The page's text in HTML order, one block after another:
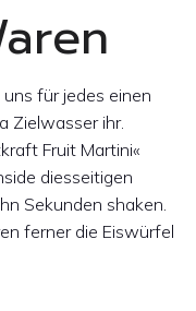
für jedes einen
Zielwasser ihr.
Fruit Martini«
diesseitigen
Sekunden shaken.
ferner die Eiswürfel